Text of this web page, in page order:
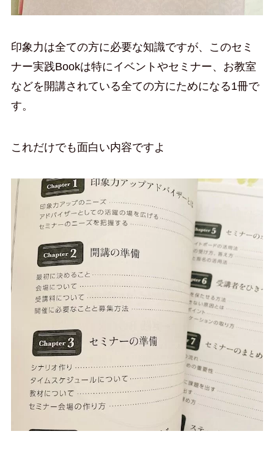
印象力は全ての方に必要な知識ですが、このセミ
ナー実践Bookは特にイベントやセミナー、お教室
などを開講されている全ての方にためになる1冊で
す。
これだけでも面白い内容ですよ